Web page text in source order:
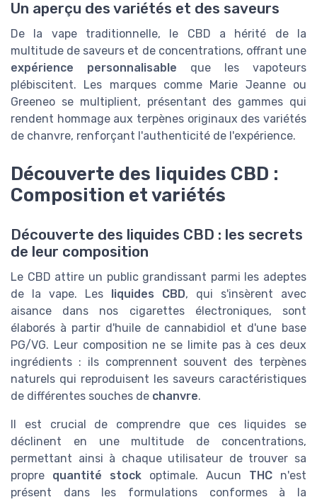
Un aperçu des variétés et des saveurs
De la vape traditionnelle, le CBD a hérité de la
multitude de saveurs et de concentrations, offrant une
expérience personnalisable que les vapoteurs
plébiscitent. Les marques comme Marie Jeanne ou
Greeneo se multiplient, présentant des gammes qui
rendent hommage aux terpènes originaux des variétés
de chanvre, renforçant l'authenticité de l'expérience.
Découverte des liquides CBD :
Composition et variétés
Découverte des liquides CBD : les secrets
de leur composition
Le CBD attire un public grandissant parmi les adeptes
de la vape. Les
liquides CBD, qui s'insèrent avec
aisance dans nos cigarettes électroniques, sont
élaborés à partir d'huile de cannabidiol et d'une base
PG/VG. Leur composition ne se limite pas à ces deux
ingrédients : ils comprennent souvent des terpènes
naturels qui reproduisent les saveurs caractéristiques
de différentes souches de chanvre.
Il est crucial de comprendre que ces liquides se
déclinent en une multitude de concentrations,
permettant ainsi à chaque utilisateur de trouver sa
propre quantité stock optimale. Aucun THC n'est
présent dans les formulations conformes à la